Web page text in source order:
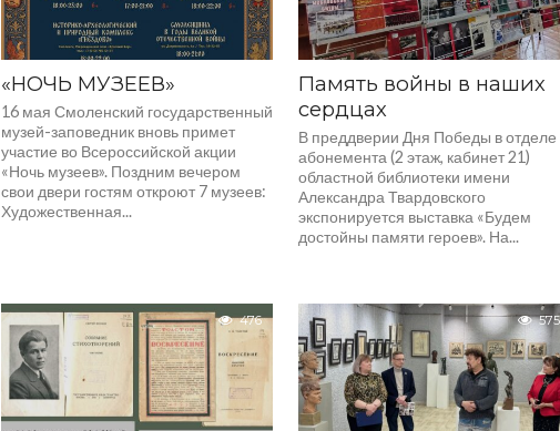
«НОЧЬ МУЗЕЕВ»
16 мая Смоленский государственный
музей-заповедник вновь примет
участие во Всероссийской акции
«Ночь музеев». Поздним вечером
свои двери гостям откроют 7 музеев:
Художественная...
Память войны в наших
сердцах
В преддверии Дня Победы в отделе
абонемента (2 этаж, кабинет 21)
областной библиотеки имени
Александра Твардовского
экспонируется выставка «Будем
достойны памяти героев». На...
476 575